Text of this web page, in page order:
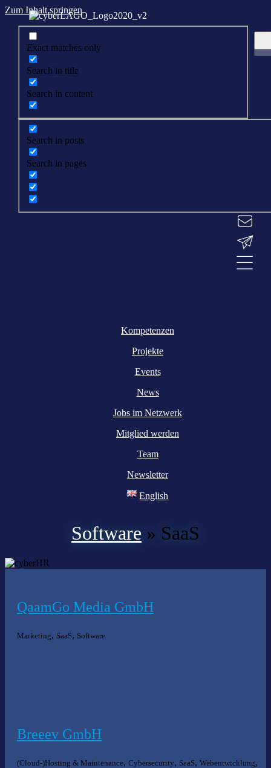
Zum Inhalt springen
Exact matches only
Search in title
Search in content
Search in posts
Search in pages
Kompetenzen
Projekte
Events
News
Jobs im Netzwerk
Mitglied werden
Team
Newsletter
English
Software » SaaS
QaamGo Media GmbH
Marketing, SaaS, Software
Breeev GmbH
(Cloud-)Hosting & Maintenance, Cybersecurity, SaaS, Webentwicklung,